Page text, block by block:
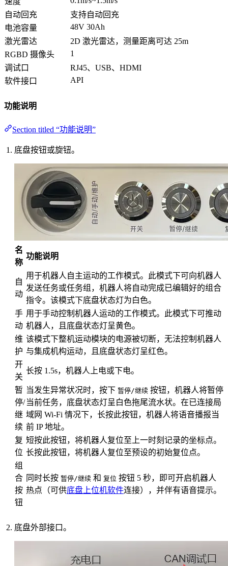
自动回充
支持自动回充
电池容量
48V 30Ah
激光雷达
2D 激光雷达，测量距离可达 25m
RGBD 摄像头
1
调试口
RJ45、USB、HDMI
软件接口
API
功能说明
Section titled “功能说明”
底盘按钮或旋钮。
名
称
功能说明
自
动
用于机器人自主运动的工作模式。此模式下可向机器人
发送任务或任务组，机器人将自动完成已编辑好的组合
指令。该模式下底盘状态灯为白色。
手
动
用于手动控制机器人运动的工作模式。此模式下可推动
机器人，且底盘状态灯呈黄色。
维
护
该模式下整机运动模块的电源被切断，无法控制机器人
与集成机构运动，且底盘状态灯呈红色。
开
关
长按 1.5s，机器人上电或下电。
暂
停/
继
续
当发生异常状况时，按下 暂停/继续 按钮，机器人将暂停
当前任务，底盘状态灯呈白色拖尾流水状。在已连接局
域网 Wi-Fi 情况下，长按此按钮，机器人将语音播报当
前 IP 地址。
复
位
短按此按钮，将机器人复位至上一时刻记录的坐标点。
长按此按钮，将机器人复位至预设的初始复位点。
组
合
按
钮
同时长按 暂停/继续 和 复位 按钮 5 秒，即可开启机器人
热点（可供底盘上位机软件连接），并伴有语音提示。
底盘外部接口。